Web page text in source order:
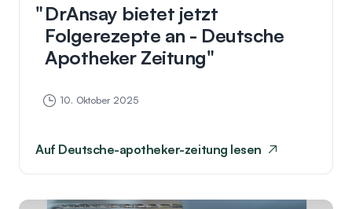
DrAnsay bietet jetzt
Folgerezepte an - Deutsche
Apotheker Zeitung
10. Oktober 2025
Auf Deutsche-apotheker-zeitung lesen